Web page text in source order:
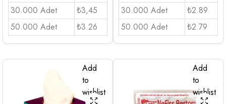
30.000 Adet
₺3,45
50.000 Adet
₺3.26
30.000 Adet
₺2.89
50.000 Adet
₺2.79
Add
to
wishlist
Add
to
wishlist